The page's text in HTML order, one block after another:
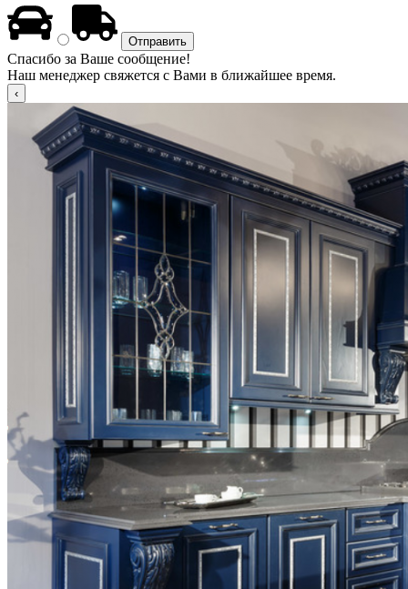
Спасибо за Ваше сообщение!
Наш менеджер свяжется с Вами в ближайшее время.